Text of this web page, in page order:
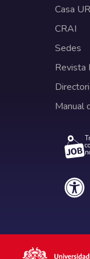
Casa UR
CRAI
Sedes
Revista
Manual